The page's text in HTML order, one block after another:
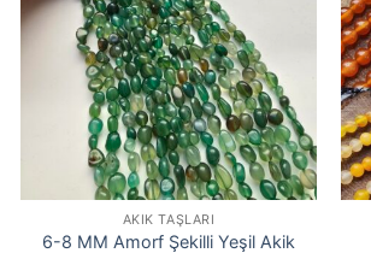
AKIK TAŞLARI
6-8 MM Amorf Şekilli Yeşil Akik